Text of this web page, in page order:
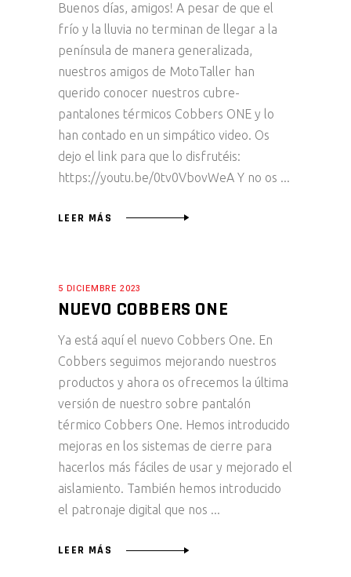
Buenos días, amigos! A pesar de que el
frío y la lluvia no terminan de llegar a la
península de manera generalizada,
nuestros amigos de MotoTaller han
querido conocer nuestros cubre-
pantalones térmicos Cobbers ONE y lo
han contado en un simpático video. Os
dejo el link para que lo disfrutéis:
https://youtu.be/0tv0VbovWeA Y no os
LEER MÁS
5 DICIEMBRE 2023
NUEVO COBBERS ONE
Ya está aquí el nuevo Cobbers One. En
Cobbers seguimos mejorando nuestros
productos y ahora os ofrecemos la última
versión de nuestro sobre pantalón
térmico Cobbers One. Hemos introducido
mejoras en los sistemas de cierre para
hacerlos más fáciles de usar y mejorado el
aislamiento. También hemos introducido
el patronaje digital que nos
LEER MÁS